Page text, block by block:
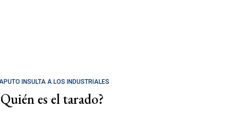
INSULTA A LOS INDUSTRIALES
es el tarado?